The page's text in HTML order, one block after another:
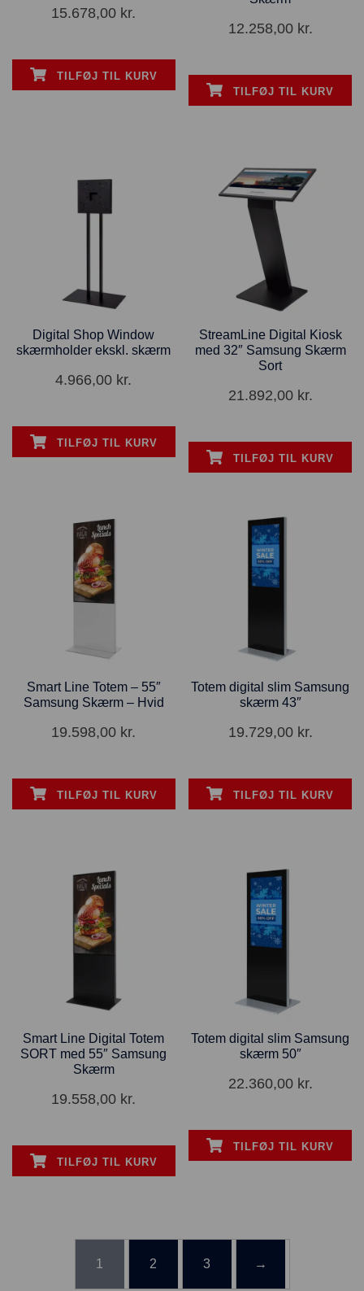
15.678,00 kr.
TILFØJ TIL KURV
12.258,00 kr.
TILFØJ TIL KURV
Digital Shop Window
skærmholder ekskl. skærm
4.966,00 kr.
TILFØJ TIL KURV
StreamLine Digital Kiosk
med 32″ Samsung Skærm
Sort
21.892,00 kr.
TILFØJ TIL KURV
Smart Line Totem – 55″
Samsung Skærm – Hvid
19.598,00 kr.
TILFØJ TIL KURV
Totem digital slim Samsung
skærm 43″
19.729,00 kr.
TILFØJ TIL KURV
Smart Line Digital Totem
SORT med 55″ Samsung
Skærm
19.558,00 kr.
TILFØJ TIL KURV
Totem digital slim Samsung
skærm 50″
22.360,00 kr.
TILFØJ TIL KURV
1 2 3 →